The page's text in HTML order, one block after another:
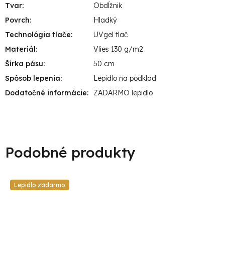
Tvar:
Obdĺžnik
Povrch:
Hladký
Technológia tlače:
UVgel tlač
Materiál:
Vlies 130 g/m2
Šírka pásu:
50 cm
Spôsob lepenia:
Lepidlo na podklad
Dodatočné informácie: ZADARMO lepidlo
Lepidlo zadarmo